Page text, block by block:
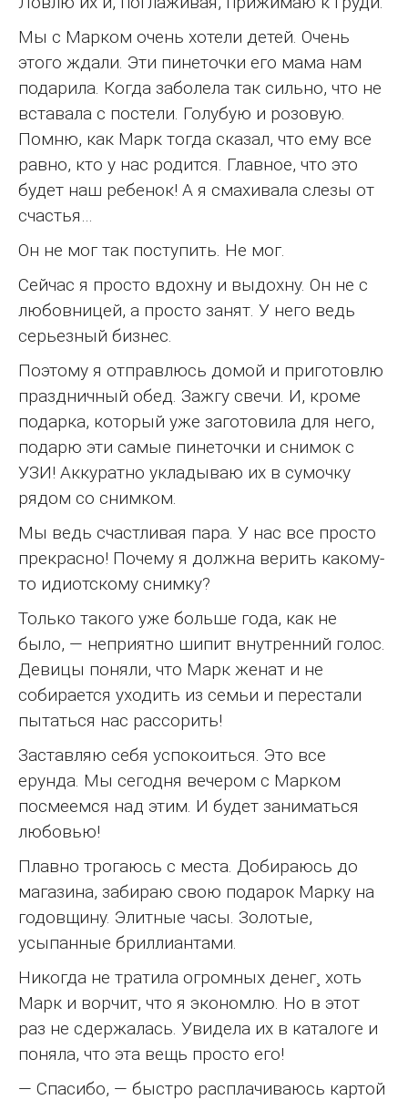
Мы с Марком очень хотели детей. Очень
этого ждали. Эти пинеточки его мама нам
подарила. Когда заболела так сильно, что не
вставала с постели. Голубую и розовую.
Помню, как Марк тогда сказал, что ему все
равно, кто у нас родится. Главное, что это
будет наш ребенок! А я смахивала слезы от
счастья…
Он не мог так поступить. Не мог.
Сейчас я просто вдохну и выдохну. Он не с
любовницей, а просто занят. У него ведь
серьезный бизнес.
Поэтому я отправлюсь домой и приготовлю
праздничный обед. Зажгу свечи. И, кроме
подарка, который уже заготовила для него,
подарю эти самые пинеточки и снимок с
УЗИ! Аккуратно укладываю их в сумочку
рядом со снимком.
Мы ведь счастливая пара. У нас все просто
прекрасно! Почему я должна верить какому-
то идиотскому снимку?
Только такого уже больше года, как не
было, — неприятно шипит внутренний голос.
Девицы поняли, что Марк женат и не
собирается уходить из семьи и перестали
пытаться нас рассорить!
Заставляю себя успокоиться. Это все
ерунда. Мы сегодня вечером с Марком
посмеемся над этим. И будет заниматься
любовью!
Плавно трогаюсь с места. Добираюсь до
магазина, забираю свою подарок Марку на
годовщину. Элитные часы. Золотые,
усыпанные бриллиантами.
Никогда не тратила огромных денег¸ хоть
Марк и ворчит, что я экономлю. Но в этот
раз не сдержалась. Увидела их в каталоге и
поняла, что эта вещь просто его!
— Спасибо, — быстро расплачиваюсь картой